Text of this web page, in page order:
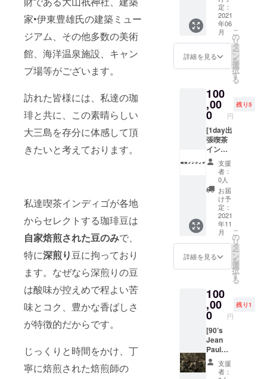
家•伊東豊雄氏の建築ミュー
ジアム、その他多数の美術
館、海洋温泉施設、キャン
プ場等がございます。
訪れた皆様には、私達の珈
琲と共に、この素晴らしい
大三島を存分に体感して頂
きたいと考えております。
私達喫茶インディゴが各地
からセレクトする珈琲豆は
自家焙煎された豆のみで、
特に深煎り豆に拘っており
ます。なぜなら深煎りの豆
は酸味が控えめで程よい苦
味とコク、豊かな香ばしさ
が特徴的だからです。
じっくりと時間をかけ、丁
寧に焙煎された焙煎師の
ト110,
肩幅:48,
袖丈25
なりま
す。 *開
催希望
日１か
月前か
らメー
ルにて
相談可
す。
(追って
こちら
から
メール
アドレ
スをお
知らせ
致しま
す。)
ヤっと
笑って
いま
す。 昔
キシコ
の鮮明
ても好
きで、
今回の
達も生
き生き
とした
カラー
リング
になっ
ており
ます。
絵柄は
全て職
人によ
る手描
鳥と羽
根がペ
いま
す。素
材は陶
来てお
りま
す。オ
ブジェ
や装飾
ルバコ
(BBQ)
を主催
の
Teppei
たスペ
インの
エッセ
加味し
てお届
けしま
す” 海辺
で星空
のも
と、ご
一緒に
乾杯致
しま
しょう♪
*有効期
限:リ
ターン
名様分
のお値
段で
時間飲
み放題
付き。
*1回最
大10名
な印象
のなか
にどこ
となく
ヴィン
テージ
のも人
気のポ
イン
ト。
Dj、
ミュー
ジシャ
ン、
サッ
カー選
手等の
クリエ
イティ
ブな
ジャン
ルの
方々に
特に支
です。
このサ
ングラ
スを掛
けてぜ
ひ瀬戸
内、大
三島ま
で遊び
為にレ
アな
1980年
代製
デッド
ストッ
クサン
せて頂
きま
す。 • •
Brand:
Unkno
wn
Color:
gold x
grey
lense
Conditi
Deadst
ock
Made
in: Italy
From:
80’s • •
1980年
ンヴィ
ンテー
ジサン
グラス
のご紹
介で
す。フ
ロント
デザイ
定：
2021
年06
月
詳細を見る
こ
の
リ
タ
ー
ン
を
選
択
す
る
100
,00
0 円
残り5
[1day出
張喫茶
イン
ディゴ]
愛媛県
内、ど
こにで
も出張
喫茶を
致しま
す！ イ
ベント
やホー
ムパー
ティー
用くだ
さいま
せ！ *有
効期限:
お店が
存在す
る限り
有効。 *
ご購入
支援
者：
0人
お届
け予
定：
2021
年11
月
詳細を見る
こ
の
リ
タ
ー
ン
を
選
択
す
る
100
,00
0 円
残り1
[90’s
Jean
Paul
Gaultier
Deadst
支援
者：